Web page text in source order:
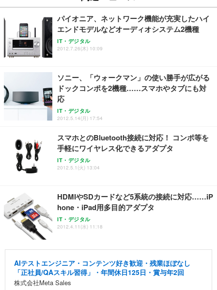
パイオニア、ネットワーク機能が充実したハイ
エンドモデルなどオーディオシステム2機種
IT・デジタル
2012.7.26(木) 10:09
ソニー、「ウォークマン」の使い勝手が広がる
ドックコンポを2機種……スマホやタブにも対
応
IT・デジタル
2012.5.14(月) 17:54
スマホとのBluetooth接続に対応！ コンポ等を
手軽にワイヤレス化できるアダプタ
IT・デジタル
2012.5.1(火) 13:04
HDMIやSDカードなど5系統の接続に対応……iP
hone・iPad用多目的アダプタ
IT・デジタル
2012.4.11(水) 11:18
AIテストエンジニア・コンテンツ好き歓迎・残業ほぼなし
「正社員/QAスキル習得」・年間休日125日・賞与年2回
株式会社Meta Sales